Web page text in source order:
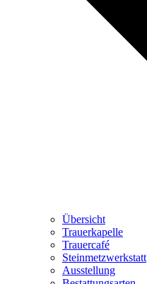
Übersicht
Trauerkapelle
Trauercafé
Steinmetzwerkstatt
Ausstellung